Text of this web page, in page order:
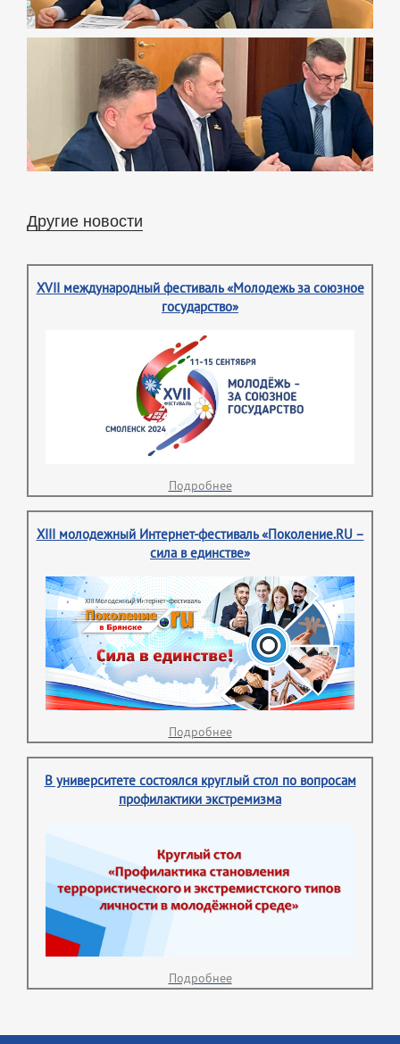
Другие новости
XVII международный фестиваль «Молодежь за союзное
государство»
Подробнее
XIII молодежный Интернет-фестиваль «Поколение.RU –
сила в единстве»
Подробнее
В университете состоялся круглый стол по вопросам
профилактики экстремизма
Подробнее